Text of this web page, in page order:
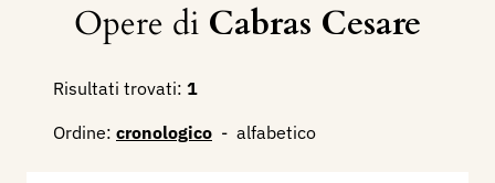
Opere di Cabras Cesare
Risultati trovati: 1
Ordine: cronologico - alfabetico